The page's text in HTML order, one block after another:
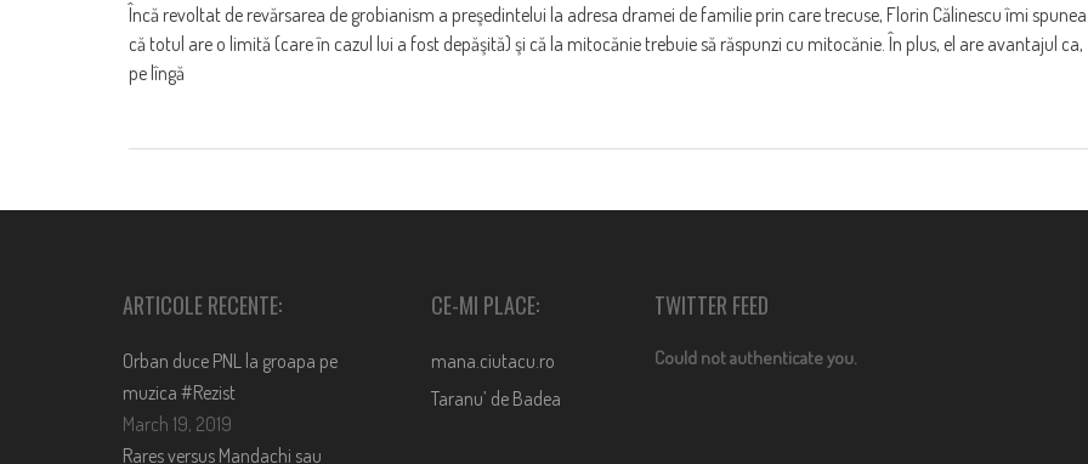
Încă revoltat de revărsarea de grobianism a preşedintelui la adresa dramei de familie prin care trecuse, Florin Călinescu îmi spunea
că totul are o limită (care în cazul lui a fost depăşită) şi că la mitocănie trebuie să răspunzi cu mitocănie. În plus, el are avantajul ca,
pe lîngă
ARTICOLE RECENTE:
Orban duce PNL la groapa pe
muzica #Rezist
March 19, 2019
Rares versus Mandachi sau
CE-MI PLACE:
mana.ciutacu.ro
Taranu’ de Badea
TWITTER FEED
Could not authenticate you.